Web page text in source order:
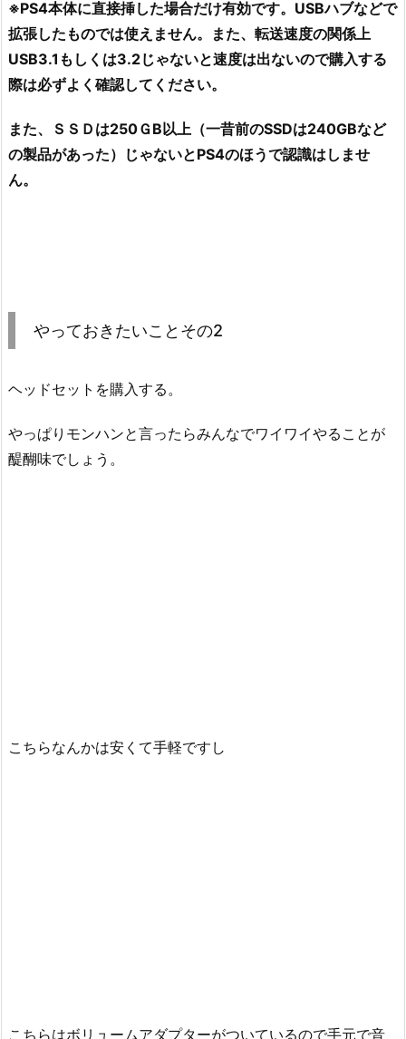
※PS4本体に直接挿した場合だけ有効です。USBハブなどで
拡張したものでは使えません。また、転送速度の関係上
USB3.1もしくは3.2じゃないと速度は出ないので購入する
際は必ずよく確認してください。
また、ＳＳＤは250ＧB以上（一昔前のSSDは240GBなど
の製品があった）じゃないとPS4のほうで認識はしませ
ん。
やっておきたいことその2
ヘッドセットを購入する。
やっぱりモンハンと言ったらみんなでワイワイやることが
醍醐味でしょう。
こちらなんかは安くて手軽ですし
こちらはボリュームアダプターがついているので手元で音